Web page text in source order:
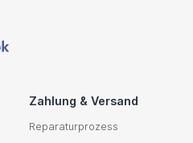
Zahlung & Versand
Reparaturprozess